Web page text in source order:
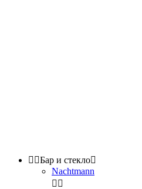
 Бар и стекло
Nachtmann
 